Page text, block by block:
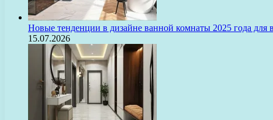
Новые тенденции в дизайне ванной комнаты 2025 года для
15.07.2026